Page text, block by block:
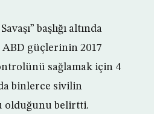
başlığı altında
ABD güçlerinin 2017
sağlamak için 4
binlerce sivilin
olduğunu belirtti.